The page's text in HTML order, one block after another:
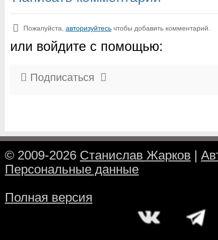
Пожалуйста, авторизуйтесь чтобы добавить комментарий.
или войдите с помощью:
Подписаться
© 2009-2026 Станислав Жарков
Персональные данные
Полная версия